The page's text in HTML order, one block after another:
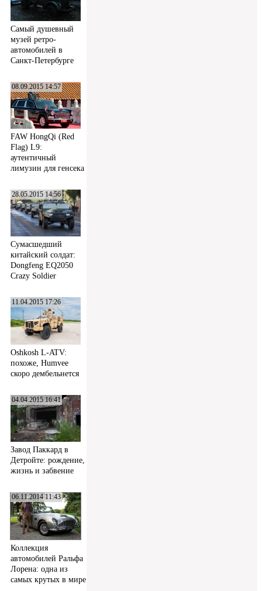
Самый душевный
музей ретро-
автомобилей в
Санкт-Петербурге
08.09.2015 14:57
FAW HongQi (Red
Flag) L9:
аутентичный
лимузин для генсека
28.05.2015 14:56
Сумасшедший
китайский солдат:
Dongfeng EQ2050
Crazy Soldier
11.04.2015 17:26
Oshkosh L-ATV:
похоже, Humvee
скоро дембельнется
04.04.2015 16:41
Завод Паккард в
Детройте: рождение,
жизнь и забвение
06.11.2014 11:43
Коллекция
автомобилей Ральфа
Лорена: одна из
самых крутых в мире